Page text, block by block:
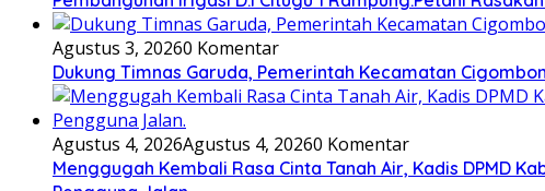
Agustus 3, 20260 Komentar
Dukung Timnas Garuda, Pemerintah Kecamatan
Agustus 4, 2026Agustus 4, 20260 Komentar
Menggugah Kembali Rasa Cinta Tanah Air, Kadis DPMD